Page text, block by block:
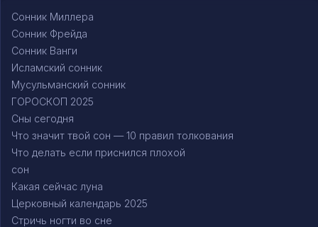
Сонник Миллера
Сонник Фрейда
Сонник Ванги
Исламский сонник
Мусульманский сонник
ГОРОСКОП 2025
Сны сегодня
Что значит твой сон — 10 правил толкования
Что делать если приснился плохой
сон
Какая сейчас луна
Церковный календарь 2025
Стричь ногти во сне